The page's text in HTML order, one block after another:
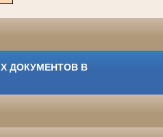
ДОКУМЕНТОВ В